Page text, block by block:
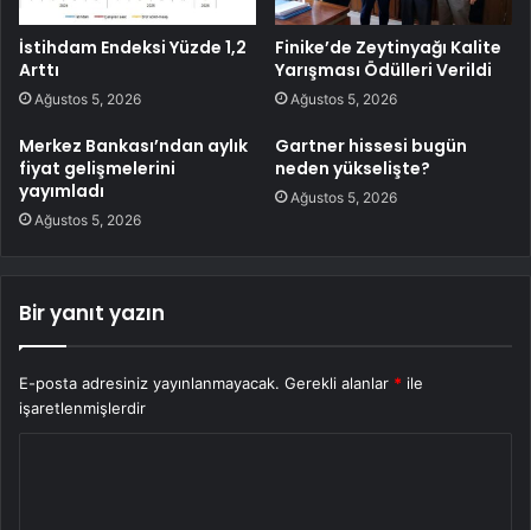
İstihdam Endeksi Yüzde 1,2
Arttı
Ağustos 5, 2026
Finike’de Zeytinyağı Kalite
Yarışması Ödülleri Verildi
Ağustos 5, 2026
Merkez Bankası’ndan aylık
fiyat gelişmelerini
yayımladı
Ağustos 5, 2026
Gartner hissesi bugün
neden yükselişte?
Ağustos 5, 2026
Bir yanıt yazın
E-posta adresiniz yayınlanmayacak. Gerekli alanlar * ile
işaretlenmişlerdir